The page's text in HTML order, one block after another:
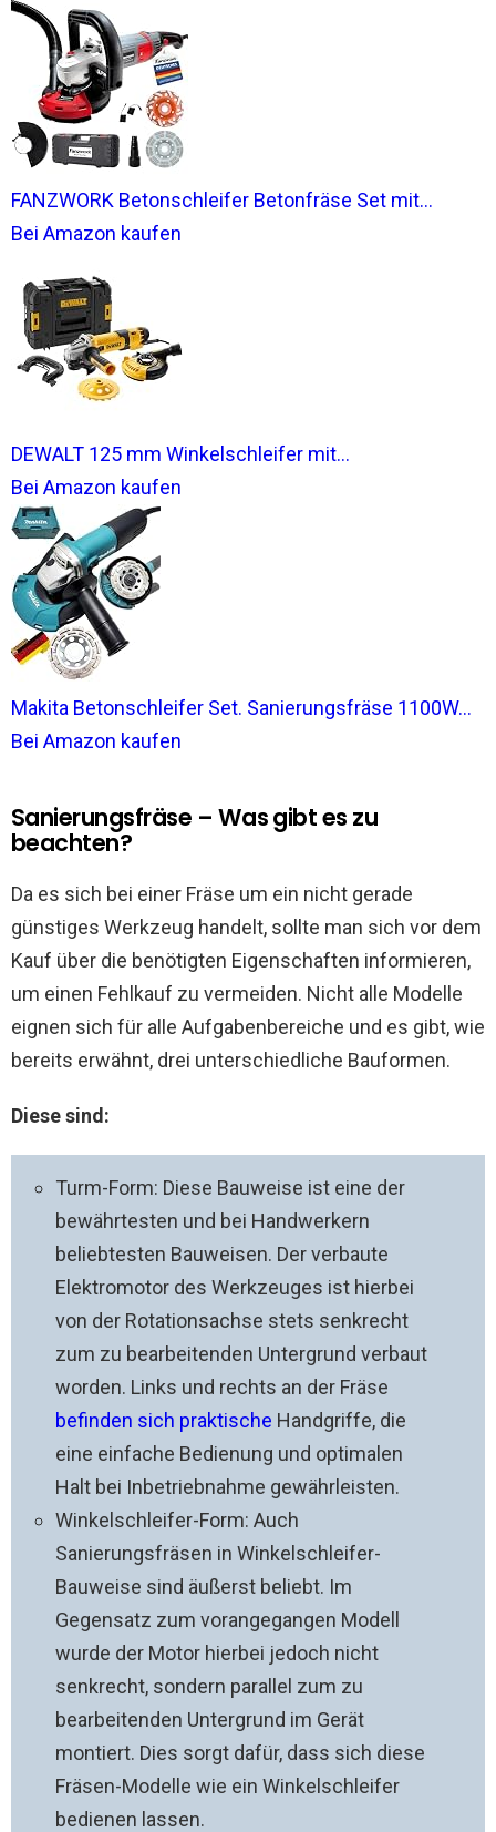
FANZWORK Betonschleifer Betonfräse Set mit...
Bei Amazon kaufen
DEWALT 125 mm Winkelschleifer mit...
Bei Amazon kaufen
Makita Betonschleifer Set. Sanierungsfräse 1100W...
Bei Amazon kaufen
Sanierungsfräse – Was gibt es zu
beachten?
Da es sich bei einer Fräse um ein nicht gerade
günstiges Werkzeug handelt, sollte man sich vor dem
Kauf über die benötigten Eigenschaften informieren,
um einen Fehlkauf zu vermeiden. Nicht alle Modelle
eignen sich für alle Aufgabenbereiche und es gibt, wie
bereits erwähnt, drei unterschiedliche Bauformen.
Diese sind:
Turm-Form: Diese Bauweise ist eine der
bewährtesten und bei Handwerkern
beliebtesten Bauweisen. Der verbaute
Elektromotor des Werkzeuges ist hierbei
von der Rotationsachse stets senkrecht
zum zu bearbeitenden Untergrund verbaut
worden. Links und rechts an der Fräse
befinden sich praktische Handgriffe, die
eine einfache Bedienung und optimalen
Halt bei Inbetriebnahme gewährleisten.
Winkelschleifer-Form: Auch
Sanierungsfräsen in Winkelschleifer-
Bauweise sind äußerst beliebt. Im
Gegensatz zum vorangegangen Modell
wurde der Motor hierbei jedoch nicht
senkrecht, sondern parallel zum zu
bearbeitenden Untergrund im Gerät
montiert. Dies sorgt dafür, dass sich diese
Fräsen-Modelle wie ein Winkelschleifer
bedienen lassen.